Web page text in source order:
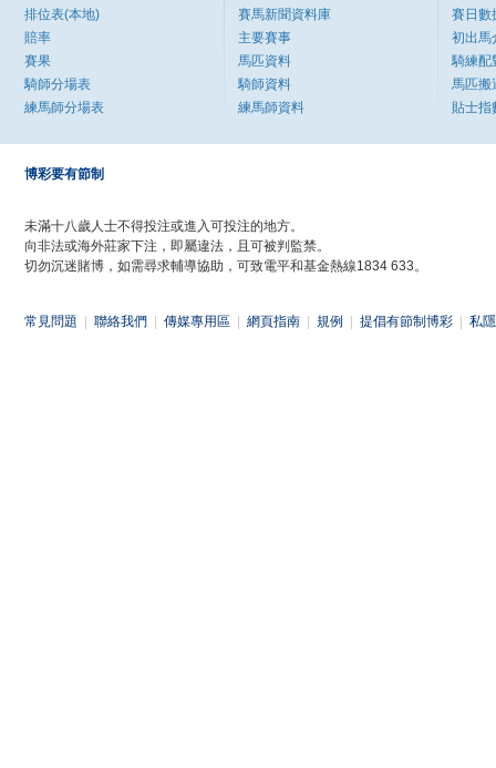
排位表(本地)
賠率
賽果
騎師分場表
練馬師分場表
賽馬新聞資料庫
主要賽事
馬匹資料
騎師資料
練馬師資料
賽日數
初出馬
騎練配
馬匹搬
貼士指
博彩要有節制
未滿十八歲人士不得投注或進入可投注的地方。
向非法或海外莊家下注，即屬違法，且可被判監禁。
切勿沉迷賭博，如需尋求輔導協助，可致電平和基金熱線1834 633。
常見問題 聯絡我們 傳媒專用區 網頁指南 規例 提倡有節制博彩 私